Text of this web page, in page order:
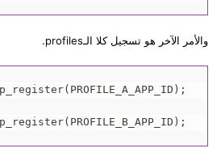
والأمر الآخر هو تسجيل كلا الـprofiles.